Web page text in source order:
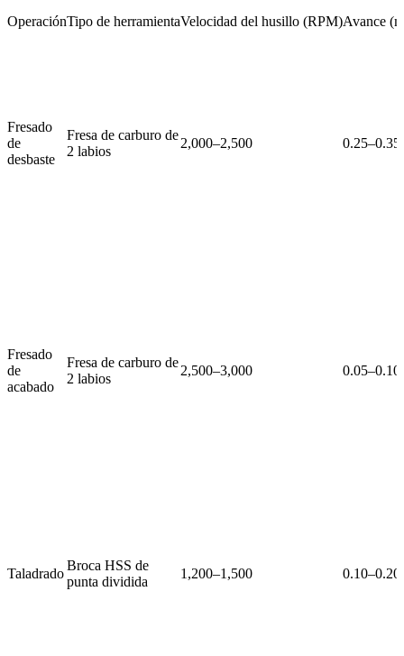
OperaciónTipo de herramientaVelocidad del husillo (RPM)Avance
Fresado
de
desbaste
Fresa de carburo de
2 labios
2,000–2,500 0.25–0.35
Fresado
de
acabado
Fresa de carburo de
2 labios
2,500–3,000 0.05–0.10
Taladrado
Broca HSS de
punta dividida
1,200–1,500 0.10–0.20